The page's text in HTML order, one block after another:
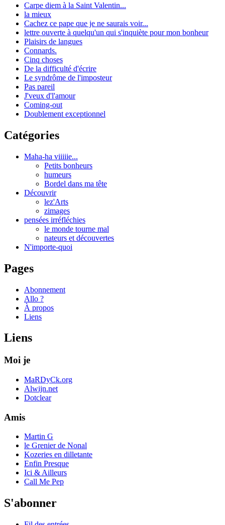
Carpe diem à la Saint Valentin...
la mieux
Cachez ce pape que je ne saurais voir...
lettre ouverte à quelqu'un qui s'inquiète pour mon bonheur
Plaisirs de langues
Connards.
Cinq choses
De la difficulté d'écrire
Le syndrôme de l'imposteur
Pas pareil
J'veux d'l'amour
Coming-out
Doublement exceptionnel
Catégories
Maha-ha viiiiie...
Petits bonheurs
humeurs
Bordel dans ma tête
Découvrir
lez'Arts
zimages
pensées irréfléchies
le monde tourne mal
nateurs et découvertes
N'importe-quoi
Pages
Abonnement
Allo ?
À propos
Liens
Liens
Moi je
MaRDyCk.org
Alwijn.net
Dotclear
Amis
Martin G
le Grenier de Nonal
Kozeries en dilletante
Enfin Presque
Ici & Ailleurs
Call Me Pep
S'abonner